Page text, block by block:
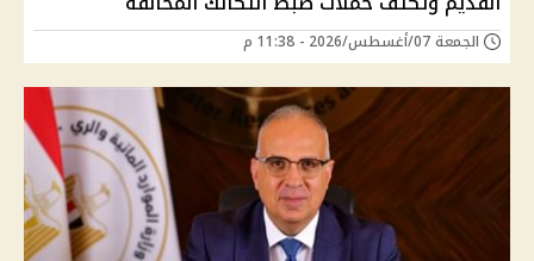
الجمعة 07/أغسطس/2026 - 11:38 م